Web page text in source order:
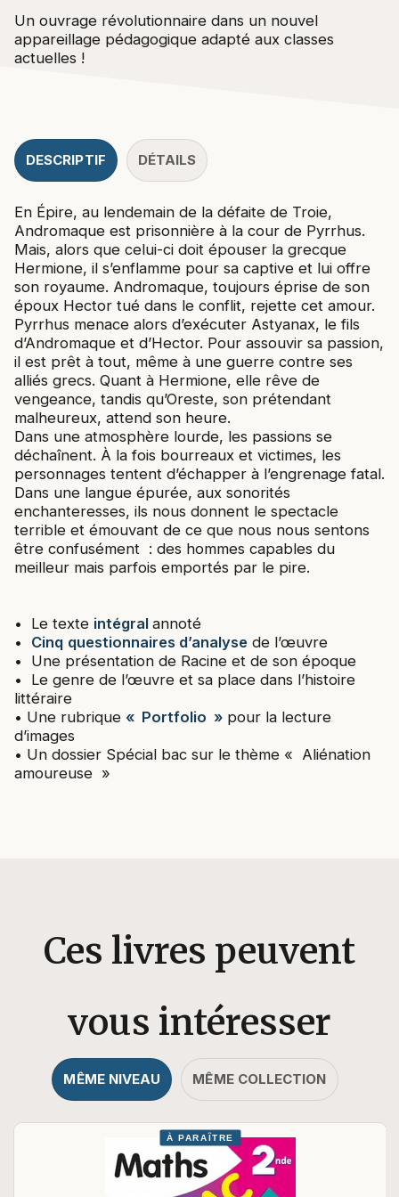
Un ouvrage révolutionnaire dans un nouvel
appareillage pédagogique adapté aux classes
actuelles !
DESCRIPTIF DÉTAILS
En Épire, au lendemain de la défaite de Troie,
Andromaque est prisonnière à la cour de Pyrrhus.
Mais, alors que celui-ci doit épouser la grecque
Hermione, il s’enflamme pour sa captive et lui offre
son royaume. Andromaque, toujours éprise de son
époux Hector tué dans le conflit, rejette cet amour.
Pyrrhus menace alors d’exécuter Astyanax, le fils
d’Andromaque et d’Hector. Pour assouvir sa passion,
il est prêt à tout, même à une guerre contre ses
alliés grecs. Quant à Hermione, elle rêve de
vengeance, tandis qu’Oreste, son prétendant
malheureux, attend son heure.
Dans une atmosphère lourde, les passions se
déchaînent. À la fois bourreaux et victimes, les
personnages tentent d’échapper à l’engrenage fatal.
Dans une langue épurée, aux sonorités
enchanteresses, ils nous donnent le spectacle
terrible et émouvant de ce que nous nous sentons
être confusément : des hommes capables du
meilleur mais parfois emportés par le pire.
• Le texte intégral annoté
• Cinq questionnaires d’analyse de l’œuvre
• Une présentation de Racine et de son époque
• Le genre de l’œuvre et sa place dans l’histoire
littéraire
• Une rubrique « Portfolio » pour la lecture
d’images
• Un dossier Spécial bac sur le thème « Aliénation
amoureuse »
Ces livres peuvent
vous intéresser
MÊME NIVEAU MÊME COLLECTION
À PARAÎTRE